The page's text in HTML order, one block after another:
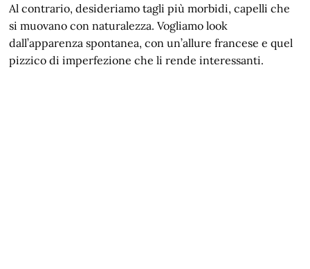
Al contrario, desideriamo tagli più morbidi, capelli che
si muovano con naturalezza. Vogliamo look
dall’apparenza spontanea, con un’allure francese e quel
pizzico di imperfezione che li rende interessanti.